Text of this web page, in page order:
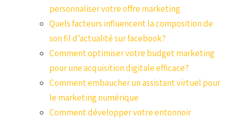
personnaliser votre offre marketing
Quels facteurs influencent la composition de
son fil d’actualité sur facebook?
Comment optimiser votre budget marketing
pour une acquisition digitale efficace?
Comment embaucher un assistant virtuel pour
le marketing numérique
Comment développer votre entonnoir